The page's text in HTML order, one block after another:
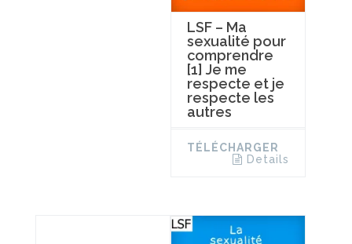
LSF – Ma
sexualité pour
comprendre
[1] Je me
respecte et je
respecte les
autres
TÉLÉCHARGER
Details